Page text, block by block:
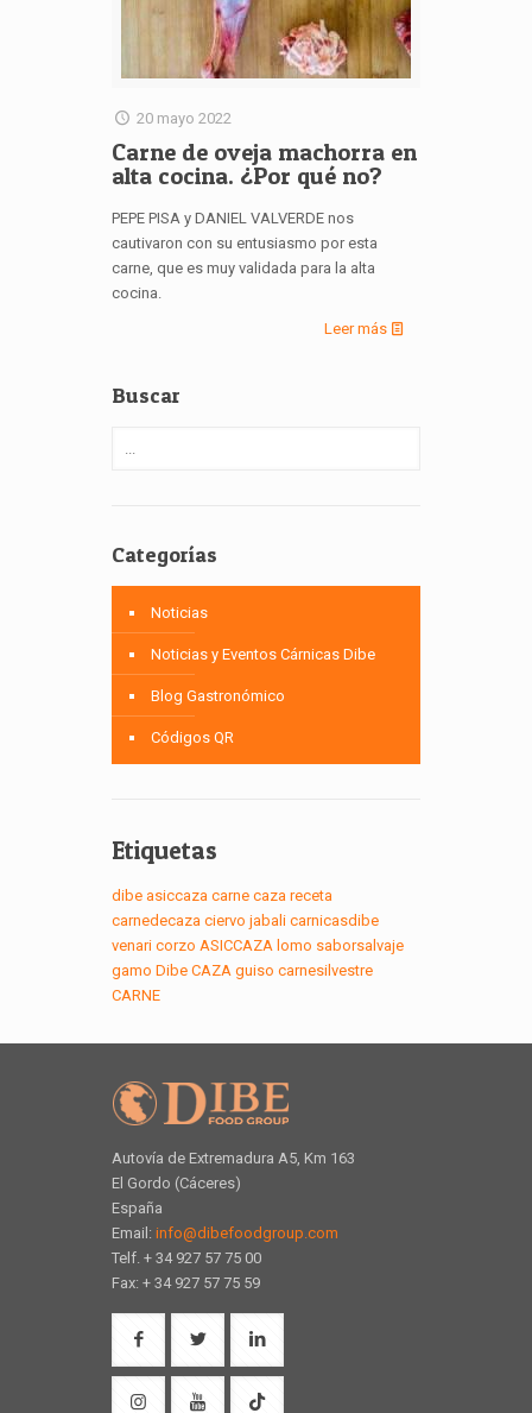
20 mayo 2022
Carne de oveja machorra en
alta cocina. ¿Por qué no?
PEPE PISA y DANIEL VALVERDE nos
cautivaron con su entusiasmo por esta
carne, que es muy validada para la alta
cocina.
Leer más
Buscar
Categorías
Noticias
Noticias y Eventos Cárnicas Dibe
Blog Gastronómico
Códigos QR
Etiquetas
dibe asiccaza carne caza receta
carnedecaza ciervo jabali carnicasdibe
venari corzo ASICCAZA lomo saborsalvaje
gamo Dibe CAZA guiso carnesilvestre
CARNE
Autovía de Extremadura A5, Km 163
El Gordo (Cáceres)
España
Email: info@dibefoodgroup.com
Telf. + 34 927 57 75 00
Fax: + 34 927 57 75 59